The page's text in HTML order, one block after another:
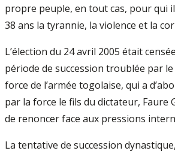
propre peuple, en tout cas, pour qui
38 ans la tyrannie, la violence et la
L’élection du 24 avril 2005 était
période de succession troublée par
force de l’armée togolaise, qui a
par la force le fils du dictateur, Faure
de renoncer face aux pressions
La tentative de succession